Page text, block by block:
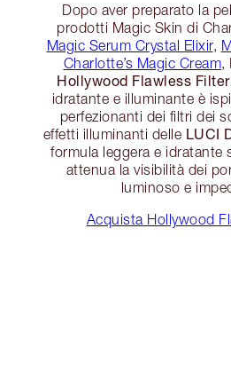
Dopo aver preparato la
prodotti Magic Skin di
Magic Serum Crystal Elixir,
Charlotte’s Magic Cream,
Hollywood Flawless Filter
idratante e illuminante è
perfezionanti dei filtri dei
effetti illuminanti delle LUCI
formula leggera e idratante
attenua la visibilità dei
luminoso e
Acquista Hollywood